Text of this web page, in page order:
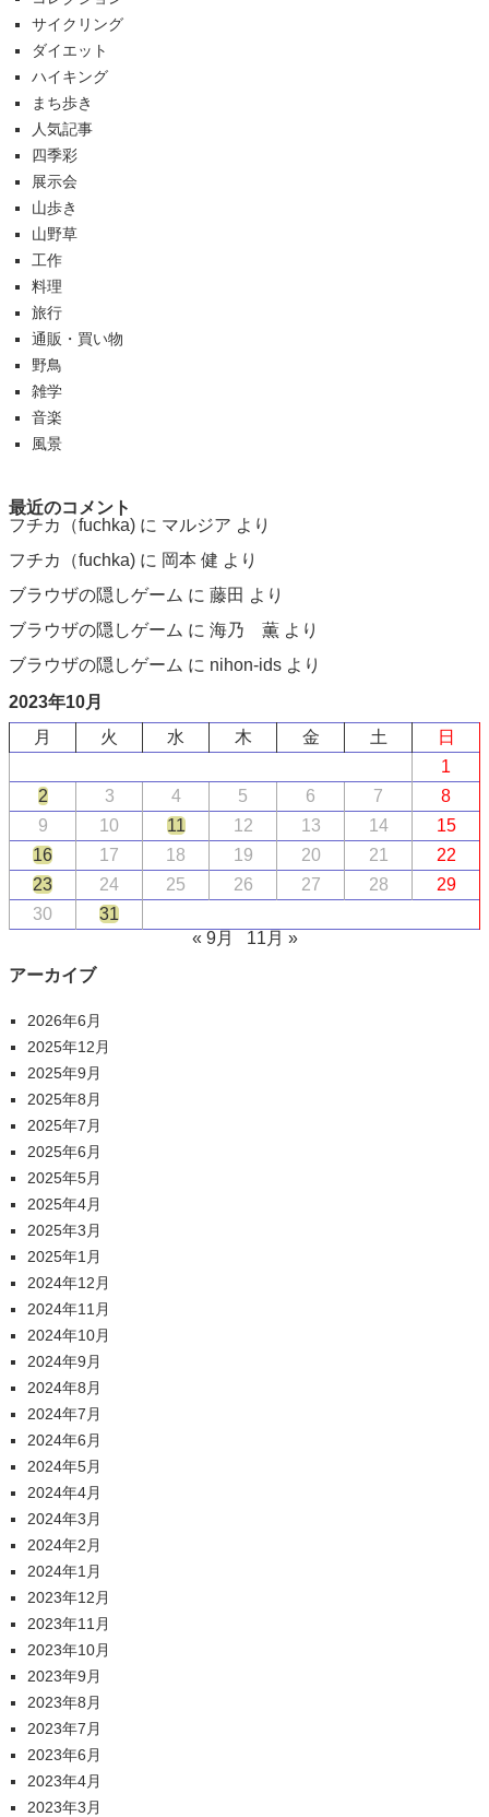
サイクリング
ダイエット
ハイキング
まち歩き
人気記事
四季彩
展示会
山歩き
山野草
工作
料理
旅行
通販・買い物
野鳥
雑学
音楽
風景
最近のコメント
フチカ（fuchka) に マルジア より
フチカ（fuchka) に 岡本 健 より
ブラウザの隠しゲーム に 藤田 より
ブラウザの隠しゲーム に 海乃 薫 より
ブラウザの隠しゲーム に nihon-ids より
2023年10月
月
火 水 木 金 土
日
1
2
3 4 5 6 7
8
9
10 11 12 13 14
15
16
17 18 19 20 21
22
23
24 25 26 27 28
29
30
31
« 9月
11月 »
アーカイブ
2026年6月
2025年12月
2025年9月
2025年8月
2025年7月
2025年6月
2025年5月
2025年4月
2025年3月
2025年1月
2024年12月
2024年11月
2024年10月
2024年9月
2024年8月
2024年7月
2024年6月
2024年5月
2024年4月
2024年3月
2024年2月
2024年1月
2023年12月
2023年11月
2023年10月
2023年9月
2023年8月
2023年7月
2023年6月
2023年4月
2023年3月